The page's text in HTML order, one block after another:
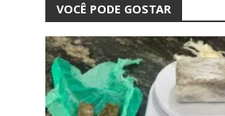
VOCÊ PODE GOSTAR